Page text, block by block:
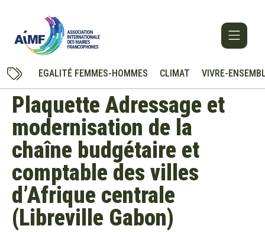
EGALITÉ FEMMES-HOMMES CLIMAT VIVRE-
Plaquette Adressage et
modernisation de la
chaîne budgétaire et
comptable des villes
d’Afrique centrale
(Libreville Gabon)